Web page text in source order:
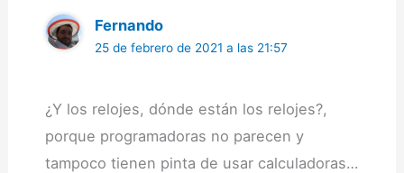
Fernando
25 de febrero de 2021 a las 21:57
¿Y los relojes, dónde están los relojes?,
porque programadoras no parecen y
tampoco tienen pinta de usar calculadoras…